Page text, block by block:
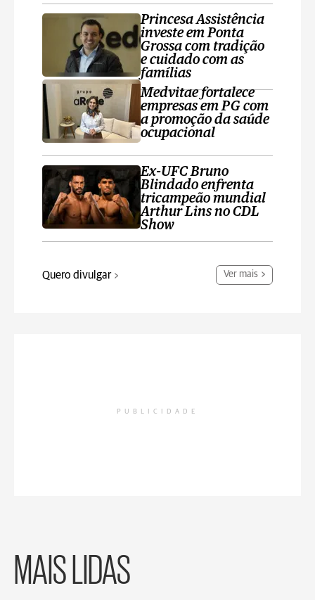
Princesa Assistência
investe em Ponta
Grossa com tradição
e cuidado com as
famílias
Medvitae fortalece
empresas em PG com
a promoção da saúde
ocupacional
Ex-UFC Bruno
Blindado enfrenta
tricampeão mundial
Arthur Lins no CDL
Show
Quero divulgar Ver mais
PUBLICIDADE
MAIS LIDAS